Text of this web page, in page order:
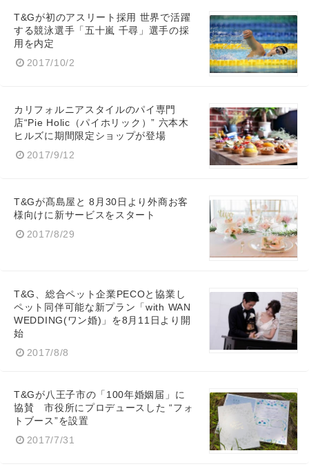
T&Gが初のアスリート採用 世界で活躍
する競泳選手「五十嵐 千尋」選手の採
用を内定
2017/10/2
カリフォルニアスタイルのパイ専門
店“Pie Holic（パイホリック）” 六本木
ヒルズに期間限定ショップが登場
2017/9/12
T&Gが髙島屋と 8月30日より外商お客
様向けに新サービスをスタート
2017/8/29
T&G、総合ペット企業PECOと協業し
ペット同伴可能な新プラン「with WAN
WEDDING(ワン婚)」を8月11日より開
始
2017/8/8
T&Gが八王子市の「100年婚姻届」に
協賛 市役所にプロデュースした “フォ
トブース”を設置
2017/7/31